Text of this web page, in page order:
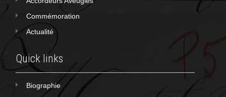
Commémoration
Actualité
Quick links
Biographie